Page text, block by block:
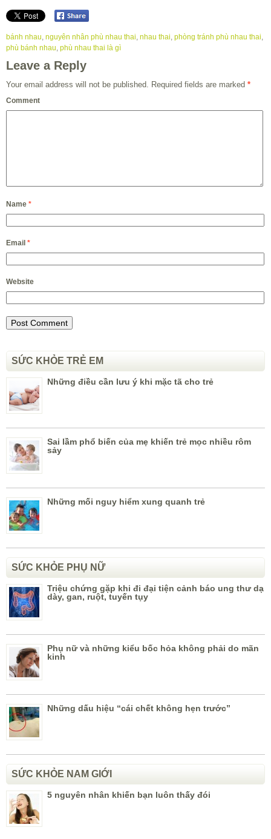
bánh nhau nguyên nhân phù nhau thai nhau thai phòng tránh phù nhau thai
phù bánh nhau phù nhau thai là gì
Leave a Reply
Your email address will not be published. Required fields are marked *
Comment
Name *
Email *
Website
SỨC KHỎE TRẺ EM
Những điều cần lưu ý khi mặc tã cho trẻ
Sai lầm phổ biến của mẹ khiến trẻ mọc nhiều rôm
sảy
Những mối nguy hiểm xung quanh trẻ
SỨC KHỎE PHỤ NỮ
Triệu chứng gặp khi đi đại tiện cảnh báo ung thư dạ
dày, gan, ruột, tuyến tụy
Phụ nữ và những kiểu bốc hỏa không phải do mãn
kinh
Những dấu hiệu “cái chết không hẹn trước”
SỨC KHỎE NAM GIỚI
5 nguyên nhân khiến bạn luôn thấy đói